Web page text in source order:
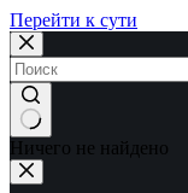
Перейти к сути
Ничего не найдено